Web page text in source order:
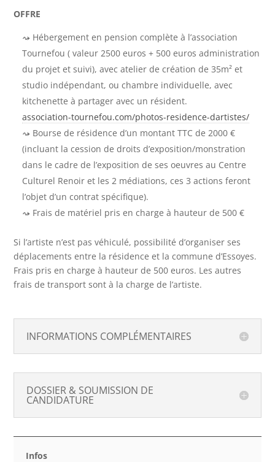
OFFRE
Hébergement en pension complète à l’association
Tournefou ( valeur 2500 euros + 500 euros administration
du projet et suivi), avec atelier de création de 35m² et
studio indépendant, ou chambre individuelle, avec
kitchenette à partager avec un résident.
association-tournefou.com/photos-residence-dartistes/
Bourse de résidence d’un montant TTC de 2000 €
(incluant la cession de droits d’exposition/monstration
dans le cadre de l’exposition de ses oeuvres au Centre
Culturel Renoir et les 2 médiations, ces 3 actions feront
l’objet d’un contrat spécifique).
Frais de matériel pris en charge à hauteur de 500 €
Si l’artiste n’est pas véhiculé, possibilité d’organiser ses
déplacements entre la résidence et la commune d’Essoyes.
Frais pris en charge à hauteur de 500 euros. Les autres
frais de transport sont à la charge de l’artiste.
INFORMATIONS COMPLÉMENTAIRES
DOSSIER & SOUMISSION DE
CANDIDATURE
Infos